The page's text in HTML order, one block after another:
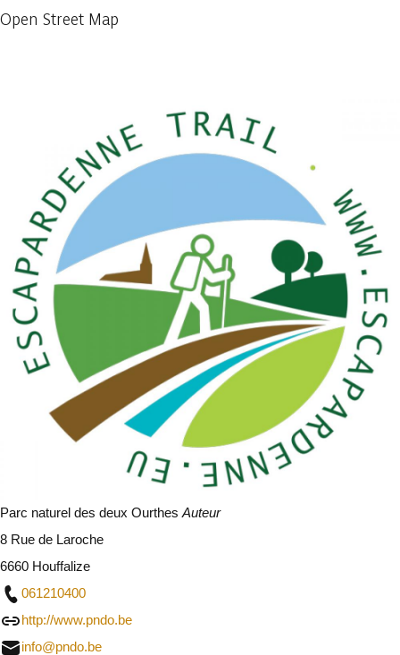
Open Street Map
Parc naturel des deux Ourthes Auteur
8 Rue de Laroche
6660 Houffalize
061210400
http://www.pndo.be
info@pndo.be